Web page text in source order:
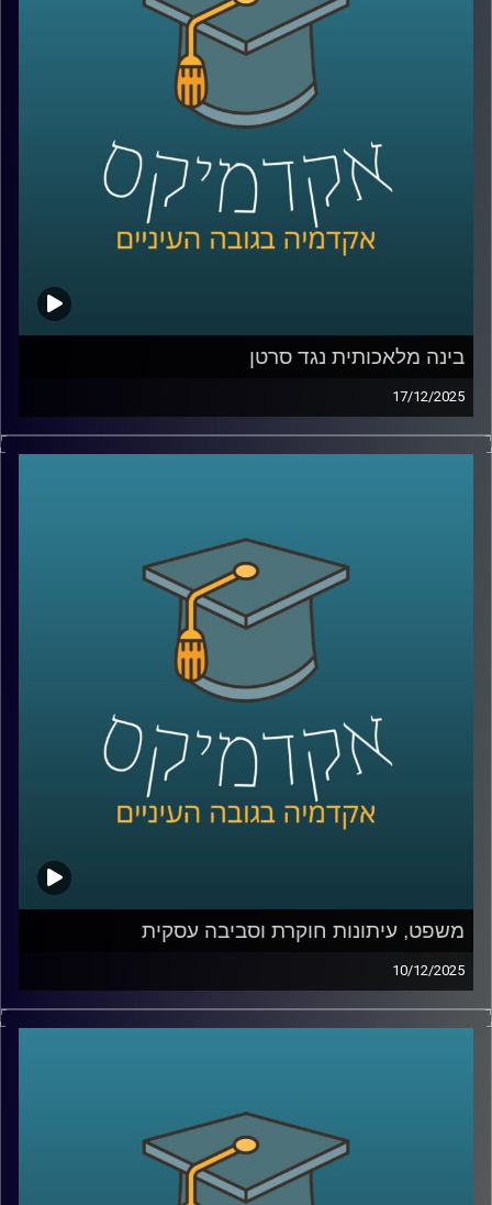
בפרק הזה של אקדמיקס אנחנו מארחים את פרופ’ יואב יאיר,
ראש החטיבה לניהול סיכוני האקלים וחבר סגל בבית הספר
לקיימות מייסודן של החברה לישראל, כיל ובזן באוניברסיטת
רייכמן. פרופ’ יאיר הוא חוקר מוביל במדעי האטמוספירה
והחלל, שמתמחה בסופות ברקים, שדוני ברקים, חשמל
אטמוספירי והשפעות השמש על האקלים.
בשיחה נצלול מהפסגות הבינלאומיות של COP30 אל מחקרי
חלל שבוחנים את כדור הארץ מגובה של מאות קילומטרים,
כולל ניסויי החלל עם אילן רמון ז״ל ואיתן סטיבה. נדבר על מה
בעולם של חוסר ודאות, ומה התפקיד של ישראל, האקדמיה
והדור הצעיר בעשור הקרוב.
קרדיט תמונות:AudioVersity
בינה מלאכותית נגד סרטן
17/12/2025
בפרק הזה אנחנו יוצאים למסע מרתק אל אחד התחומים
המתקדמים ביותר בעולם הרפואה, חקר הגנום והביולוגיה
עשויה לשנות לחלוטין את הדרך שבה נאבחן ונעקוב אחרי
מחלות? ואיך פרויקט בינלאומי אדיר, שחקר את הגנומים של
סוגי סרטן שונים מכל העולם, יכול להציל חיים בעתיד הקרוב?
איתנו באולפן ד”ר מילאנה פרנקל־מורגנשטרן, מרצה בכירה
במכון סקוג’ן לביולוגיה סינתטית באוניברסיטת רייכמן, מומחית
בעלת שם עולמי בגנומיקה וביולוגיה חישובית, שחתומה על
משלבת מדע, טכנולוגיה וחדשנות רפואית ומביאה איתה חזון
ברור לעתיד שבו רפואה מותאמת אישית תהיה חלק מהמציאות
קרדיט תמונות:AudioVersity
משפט, עיתונות חוקרת וסביבה עסקית
10/12/2025
לפעמים, הסיפורים הגדולים ביותר על אחריות תאגידית
מתחילים במסמך משפטי.
היא משתמשת בייצור טפלון עלול לגרום למומים מולדים
ולזהם מקורות מים. במקום לעצור, היא הכפילה את הייצור.
הסיפור הזה, שנחשף שנים אחר כך בזכות אלפי מסמכים